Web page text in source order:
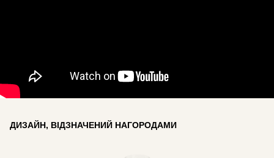
ДИЗАЙН, ВІДЗНАЧЕНИЙ НАГОРОДАМИ